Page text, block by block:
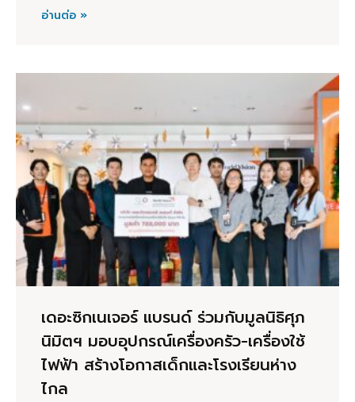
อ่านต่อ »
เดอะซิกเนเจอร์ แบรนด์ ร่วมกับมูลนิธิศุภ
นิมิตฯ มอบอุปกรณ์เครื่องครัว-เครื่องใช้
ไฟฟ้า สร้างโอกาสเด็กและโรงเรียนห่าง
ไกล